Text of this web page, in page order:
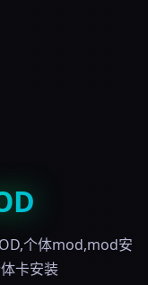
个体mod,mod安
卡安装